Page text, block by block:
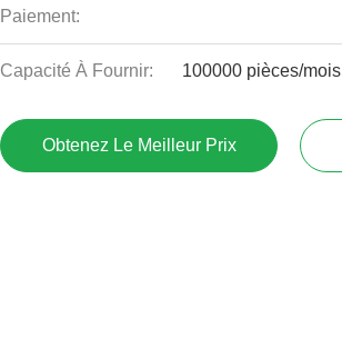
Paiement:
Capacité À Fournir: 100000 pièces/mois
Obtenez Le Meilleur Prix